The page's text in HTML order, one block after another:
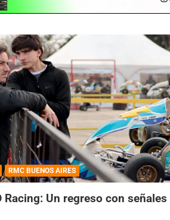
RMC BUENOS AIRES
Racing: Un regreso con señales